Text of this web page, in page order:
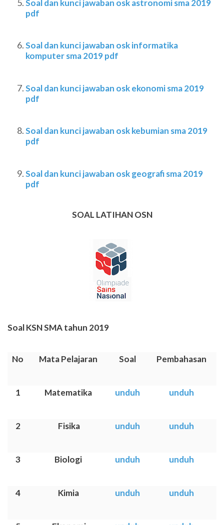
Soal dan kunci jawaban osk astronomi sma 2019
pdf
Soal dan kunci jawaban osk informatika
komputer sma 2019 pdf
Soal dan kunci jawaban osk ekonomi sma 2019
pdf
Soal dan kunci jawaban osk kebumian sma 2019
pdf
Soal dan kunci jawaban osk geografi sma 2019
pdf
SOAL LATIHAN OSN
Soal KSN SMA tahun 2019
No Mata Pelajaran Soal Pembahasan
1 Matematika unduh unduh
2 Fisika unduh unduh
3 Biologi unduh unduh
4 Kimia unduh unduh